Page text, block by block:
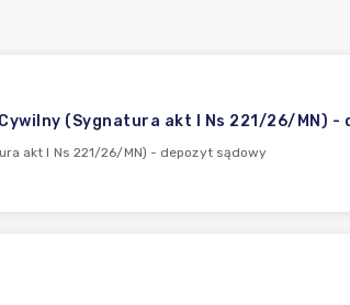
(Sygnatura akt I Ns 221/26/MN) -
akt I Ns 221/26/MN) - depozyt sądowy